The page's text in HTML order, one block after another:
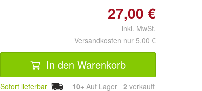
27,00 €
inkl. MwSt.
Versandkosten nur 5,00 €
In den Warenkorb
Sofort lieferbar 10+ Auf Lager 2 verkauft